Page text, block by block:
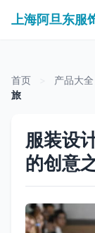
上海阿旦东服
首页 产品大全
旅
服装设
的创意